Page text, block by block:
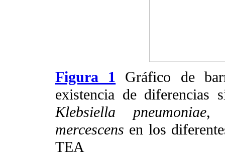
Figura 1
Gráfico de
existencia de diferencias
Klebsiella pneumoniae
mercescens en los
TEA